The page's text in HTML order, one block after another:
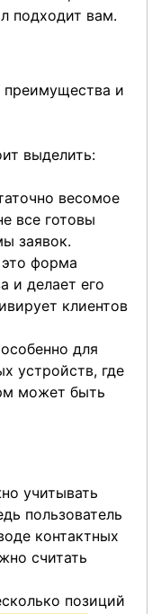
подходит вам.
преимущества и
выделить:
весомое
все готовы
заявок.
форма
и делает его
клиентов
для
устройств, где
может быть
учитывать
пользователь
контактных
считать
позиций